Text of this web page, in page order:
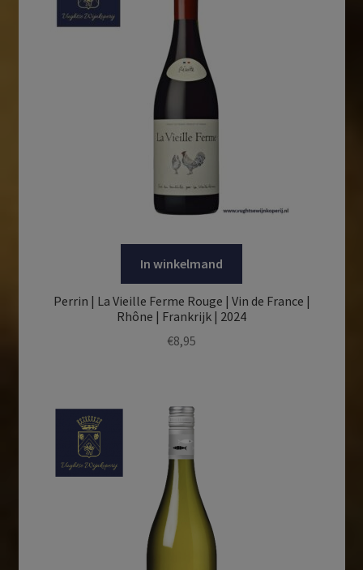
In winkelmand
Perrin | La Vieille Ferme Rouge | Vin de France |
Rhône | Frankrijk | 2024
€8,95